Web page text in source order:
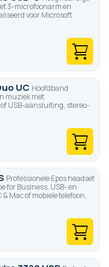
3-microfoonarm en
voor Microsoft
UC Hoofdband
muziek met
USB-aansluiting, stereo-
Professionele Epos headset
for Business, USB- en
Mac of mobiele telefoon,